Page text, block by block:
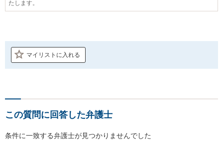
たします。
マイリストに入れる
この質問に回答した弁護士
条件に一致する弁護士が見つかりませんでした